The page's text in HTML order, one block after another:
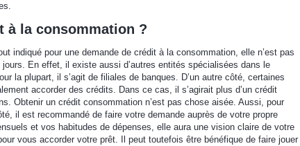
à la consommation ?
indiqué pour une demande de crédit à la consommation, elle n’est pas
En effet, il existe aussi d’autres entités spécialisées dans le
la plupart, il s’agit de filiales de banques. D’un autre côté, certaines
accorder des crédits. Dans ce cas, il s’agirait plus d’un crédit
Obtenir un crédit consommation n’est pas chose aisée. Aussi, pour
il est recommandé de faire votre demande auprès de votre propre
et vos habitudes de dépenses, elle aura une vision claire de votre
vous accorder votre prêt. Il peut toutefois être bénéfique de faire jouer